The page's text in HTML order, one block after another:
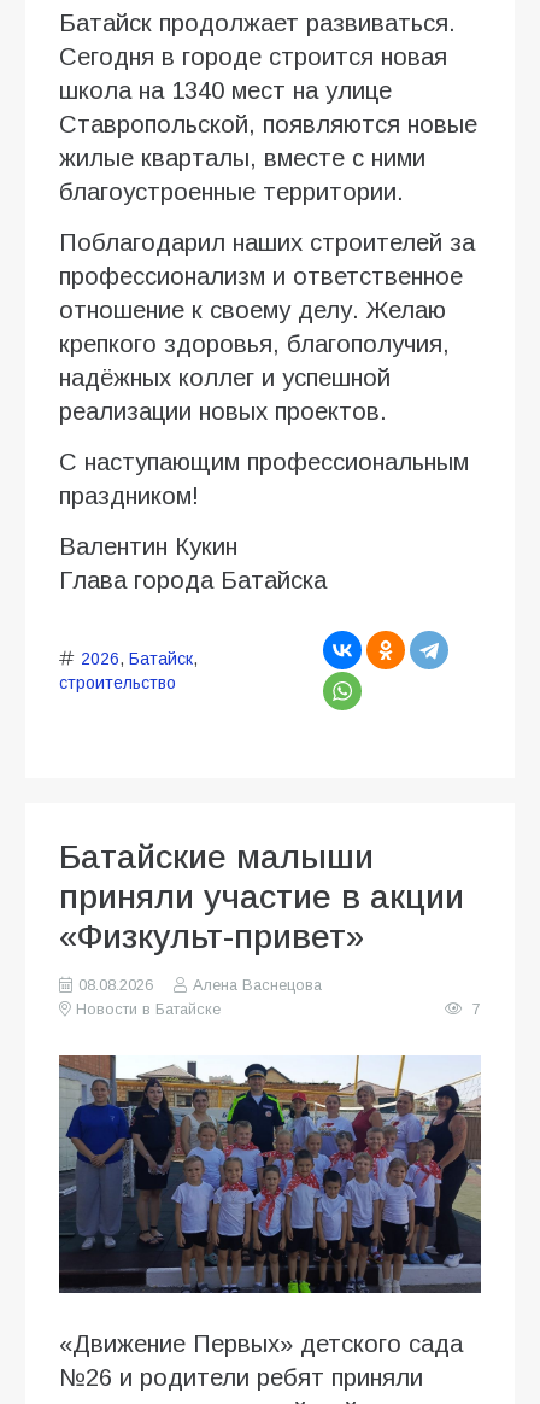
Батайск продолжает развиваться.
Сегодня в городе строится новая
школа на 1340 мест на улице
Ставропольской, появляются новые
жилые кварталы, вместе с ними
благоустроенные территории.
Поблагодарил наших строителей за
профессионализм и ответственное
отношение к своему делу. Желаю
крепкого здоровья, благополучия,
надёжных коллег и успешной
реализации новых проектов.
С наступающим профессиональным
праздником!
Валентин Кукин
Глава города Батайска
2026, Батайск,
строительство
Батайские малыши
приняли участие в акции
«Физкульт-привет»
08.08.2026
Алена Васнецова
Новости в Батайске
7
«Движение Первых» детского сада
№26 и родители ребят приняли